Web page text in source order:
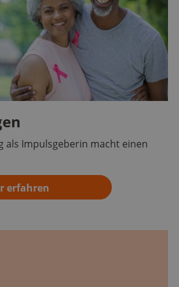
als Impulsgeberin macht einen
erfahren